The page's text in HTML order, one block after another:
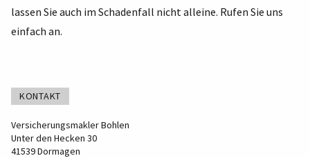
lassen Sie auch im Schadenfall nicht alleine. Rufen Sie uns
einfach an.
KONTAKT
Versicherungsmakler Bohlen
Unter den Hecken 30
41539 Dormagen